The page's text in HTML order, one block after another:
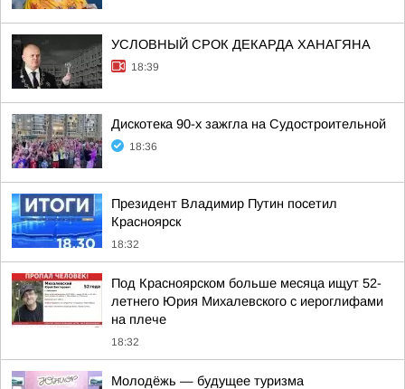
УСЛОВНЫЙ СРОК ДЕКАРДА ХАНАГЯНА
18:39
Дискотека 90-х зажгла на Судостроительной
18:36
Президент Владимир Путин посетил
Красноярск
18:32
Под Красноярском больше месяца ищут 52-
летнего Юрия Михалевского с иероглифами
на плече
18:32
Молодёжь — будущее туризма